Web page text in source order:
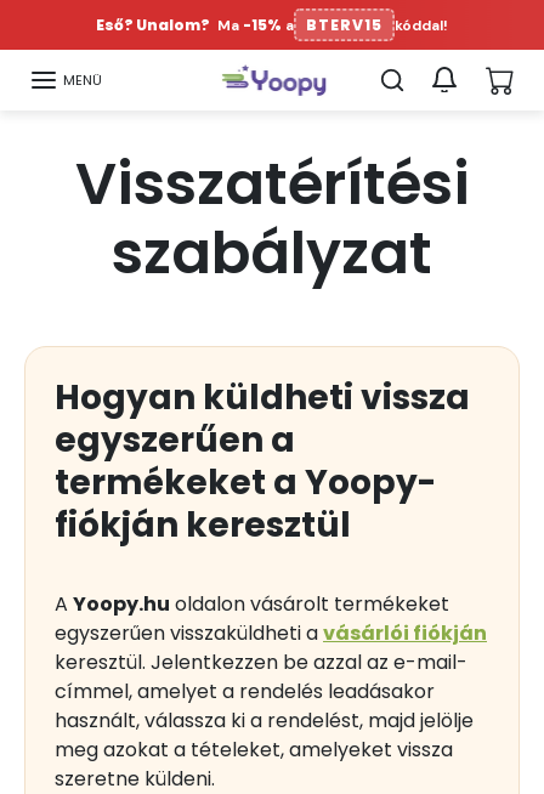
Ugrás a tartalomra
Eső? Unalom? Ma -15% a BTERV15 kóddal!
MENÜ
Visszatérítési
szabályzat
Hogyan küldheti vissza
egyszerűen a
termékeket a Yoopy-
fiókján keresztül
A Yoopy.hu oldalon vásárolt termékeket
egyszerűen visszaküldheti avásárlói fiókján
keresztül. Jelentkezzen be azzal az e-mail-
címmel, amelyet a rendelés leadásakor
használt, válassza ki a rendelést, majd jelölje
meg azokat a tételeket, amelyeket vissza
szeretne küldeni.